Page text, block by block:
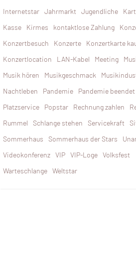
Internetstar Jahrmarkt Jugendliche
Kasse
Kirmes kontaktlose Zahlung
Konzertbesuch
Konzerte
Konzertkarte
Konzertlocation
LAN-Kabel Meeting
Musik hören
Musikgeschmack
Nachtleben
Pandemie Pandemie beendet
Platzservice
Popstar Rechnung zahlen
Rummel
Schlange stehen Servicekraft
Sommerhaus
Sommerhaus der Stars
Videokonferenz VIP VIP-Loge Volksfest
Warteschlange Weltstar